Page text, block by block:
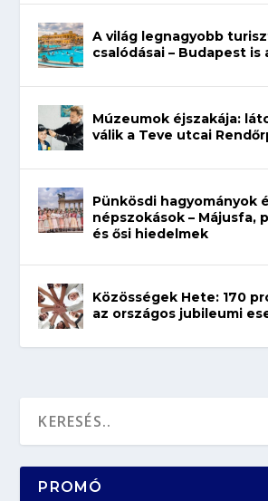
A világ legnagyobb
csalódásai – Budapest is
Múzeumok éjszakája:
válik a Teve utcai
Pünkösdi hagyományok
népszokások – Májusfa,
és ősi hiedelmek
Közösségek Hete: 170
az országos jubileumi
PROMÓ